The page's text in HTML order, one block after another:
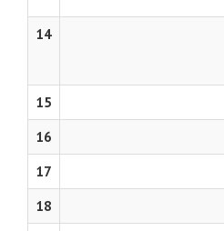
14
15
16
17
18